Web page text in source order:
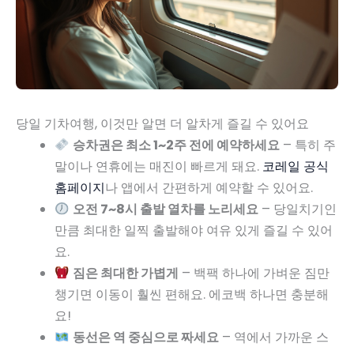
당일 기차여행, 이것만 알면 더 알차게 즐길 수 있어요
승차권은 최소 1~2주 전에 예약하세요– 특히 주
말이나 연휴에는 매진이 빠르게 돼요. 코레일 공식
홈페이지나 앱에서 간편하게 예약할 수 있어요.
오전 7~8시 출발 열차를 노리세요– 당일치기인
만큼 최대한 일찍 출발해야 여유 있게 즐길 수 있어
요.
짐은 최대한 가볍게 – 백팩 하나에 가벼운 짐만
챙기면 이동이 훨씬 편해요. 에코백 하나면 충분해
요!
동선은 역 중심으로 짜세요– 역에서 가까운 스